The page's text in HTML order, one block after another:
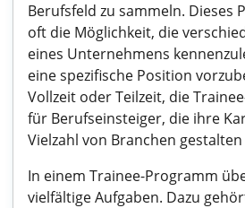
Berufsfeld zu sammeln. Dieses
oft die Möglichkeit, die
eines Unternehmens
eine spezifische Position
Vollzeit oder Teilzeit, die
für Berufseinsteiger, die ihre
Vielzahl von Branchen
In einem Trainee-Programm
vielfältige Aufgaben. Dazu